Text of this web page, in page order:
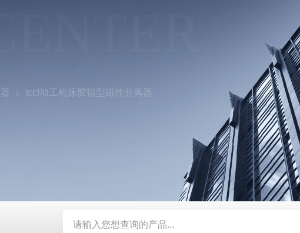
tccf加工机床胶辊型磁性分离器
排屑器 定制磨床纸带过滤机 TH磨床切削液铁屑分离磁性分离器